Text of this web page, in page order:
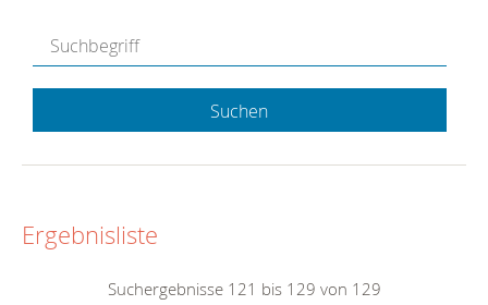
Suchen
Ergebnisliste
Suchergebnisse 121 bis 129 von 129